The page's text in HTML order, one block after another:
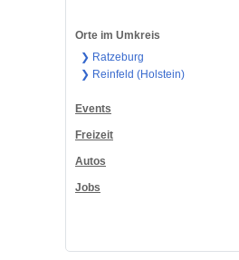
Orte im Umkreis
❯ Ratzeburg
❯ Reinfeld (Holstein)
Events
Freizeit
Autos
Jobs